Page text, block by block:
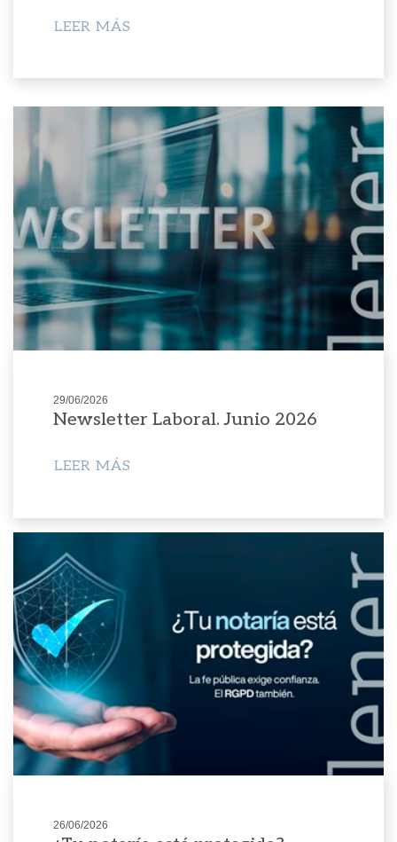
LEER MÁS
29/06/2026
Newsletter Laboral. Junio 2026
LEER MÁS
26/06/2026